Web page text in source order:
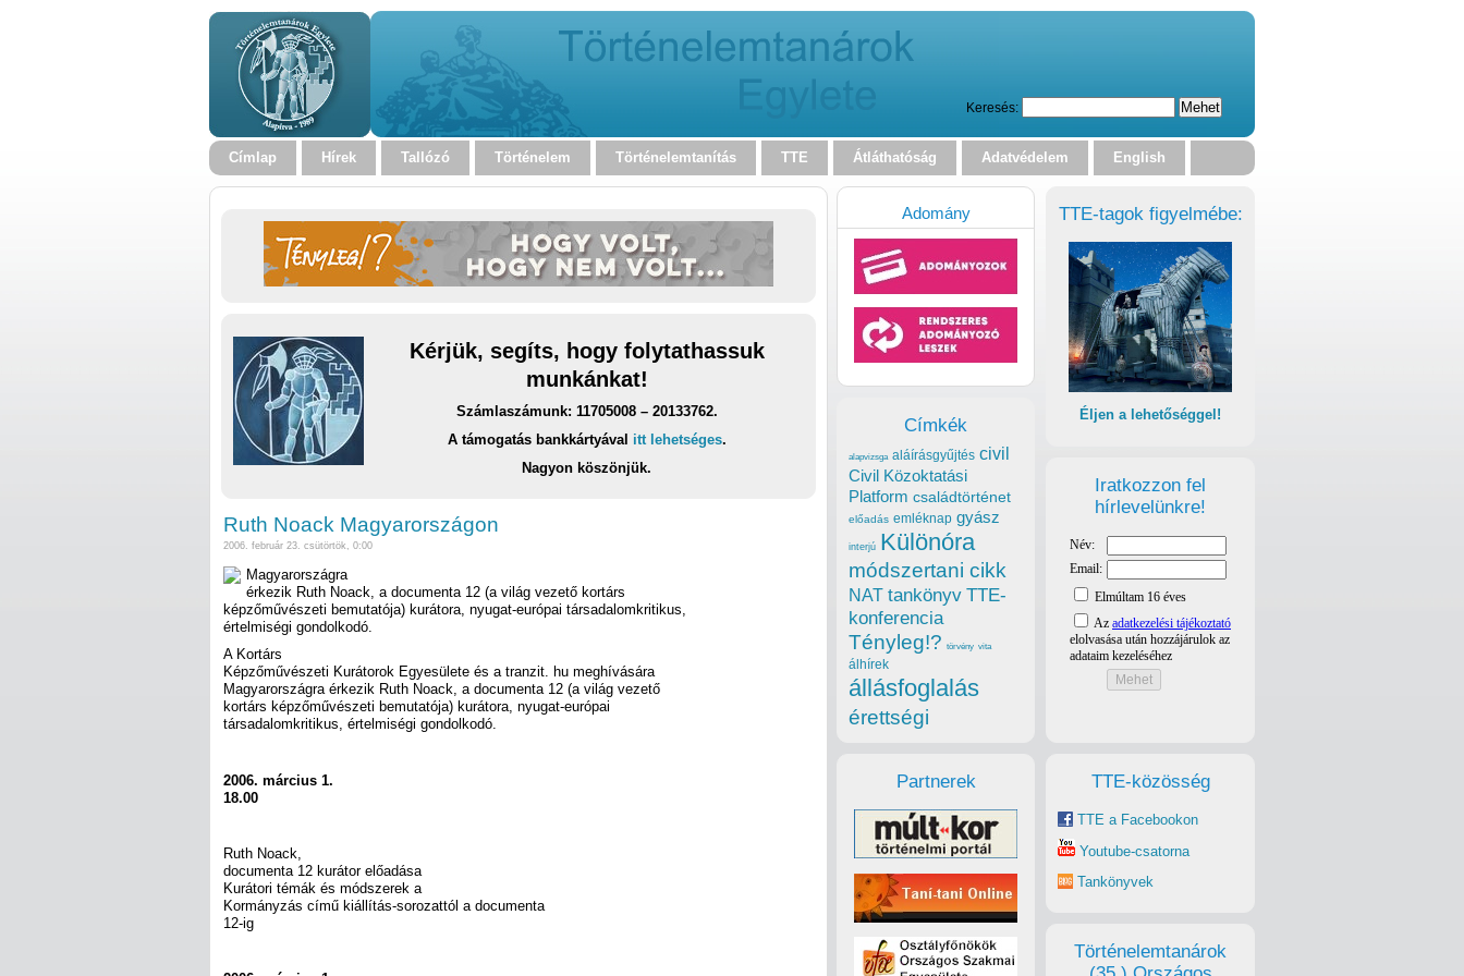
Keresés:
Címlap Hírek Tallózó Történelem Történelemtanítás TTE Átláthatóság Adatvédelem English
Kérjük, segíts, hogy folytathassuk
munkánkat!
Számlaszámunk: 11705008 – 20133762.
A támogatás bankkártyával itt lehetséges.
Nagyon köszönjük.
Ruth Noack Magyarországon
2006. február 23. csütörtök, 0:00
Magyarországra
érkezik Ruth Noack, a documenta 12 (a világ vezető kortárs
képzőművészeti bemutatója) kurátora, nyugat-európai társadalomkritikus,
értelmiségi gondolkodó.
A Kortárs
Képzőművészeti Kurátorok Egyesülete és a tranzit. hu meghívására
Magyarországra érkezik Ruth Noack, a documenta 12 (a világ vezető
kortárs képzőművészeti bemutatója) kurátora, nyugat-európai
társadalomkritikus, értelmiségi gondolkodó.
2006. március 1.
18.00
Ruth Noack,
documenta 12 kurátor előadása
Kurátori témák és módszerek a
Kormányzás című kiállítás-sorozattól a documenta
12-ig
TTE-tagok figyelmébe:
Éljen a lehetőséggel!
Iratkozzon fel
hírlevelünkre!
TTE-közösség
TTE a Facebookon
Youtube-csatorna
Tankönyvek
Történelemtanárok
Adomány
Címkék
alapvizsga aláírásgyűjtés civil
Civil Közoktatási
Platform családtörténet
előadás emléknap gyász
interjú Különóra
módszertani cikk
NAT tankönyv TTE-
konferencia
Tényleg!? törvény vita
álhírek
állásfoglalás
érettségi
Partnerek